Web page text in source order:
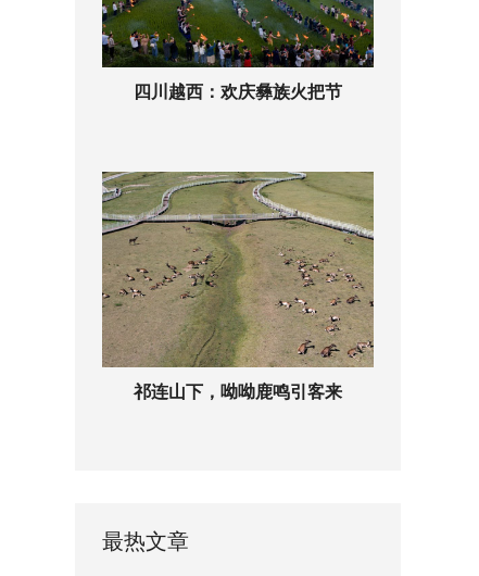
四川越西：欢庆彝族火把节
祁连山下，呦呦鹿鸣引客来
最热文章